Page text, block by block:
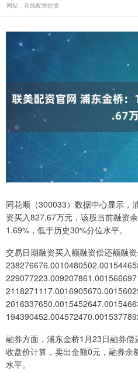
网站：在线配资炒股
同花顺（300033）数据中心显示，
资买入827.67万元，该股当前融资
1.69%，低于历史30%分位水平。
交易日期融资买入额融资偿还额融
融券方面，浦东金桥1月23日融券
收盘价计算，卖出金额0元，融券余
水平。